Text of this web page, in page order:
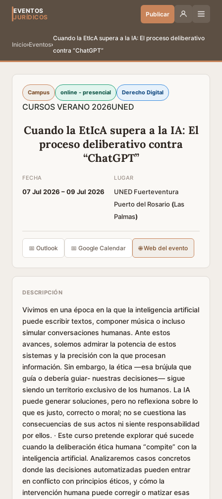
EVENTOS
JURÍDICOS
Publicar
Inicio›Eventos›
Cuando la EtIcA supera a la IA: El proceso deliberativo
contra “ChatGPT”
Campus online - presencial Derecho Digital
CURSOS VERANO 2026UNED
Cuando la EtIcA supera a la IA: El
proceso deliberativo contra
“ChatGPT”
FECHA
07 Jul 2026 –09 Jul 2026
LUGAR
UNED Fuerteventura
Puerto del Rosario (Las
Palmas)
📅 Outlook 📅 Google Calendar 🌐 Web del evento
DESCRIPCIÓN
Vivimos en una época en la que la inteligencia artificial
puede escribir textos, componer música o incluso
simular conversaciones humanas. Ante estos
avances, solemos admirar la potencia de estos
sistemas y la precisión con la que procesan
información. Sin embargo, la ética —esa brújula que
guía o debería guiar- nuestras decisiones— sigue
siendo un territorio exclusivo de los humanos. La IA
puede generar soluciones, pero no reflexiona sobre lo
que es justo, correcto o moral; no se cuestiona las
consecuencias de sus actos ni siente responsabilidad
por ellos. · Este curso pretende explorar qué sucede
cuando la deliberación ética humana “compite” con la
inteligencia artificial. Analizaremos casos concretos
donde las decisiones automatizadas pueden entrar
en conflicto con principios éticos, y cómo la
intervención humana puede corregir o matizar esas